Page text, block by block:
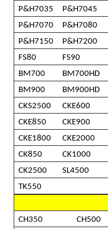
P&H7035
P&H7045
P&H7070
P&H7080
P&H7150
P&H7200
FS80
FS90
BM700
BM700HD
BM900
BM900HD
CKS2500
CKE600
CKE850
CKE900
CKE1800
CKE2000
CK850
CK1000
CK2500
SL4500
TK550
CH350
CH500